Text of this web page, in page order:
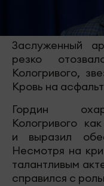
Заслуженный
резко
Кологривого,
Кровь на
Гордин
Кологривого
и выразил
Несмотря на
талантливым
справился с